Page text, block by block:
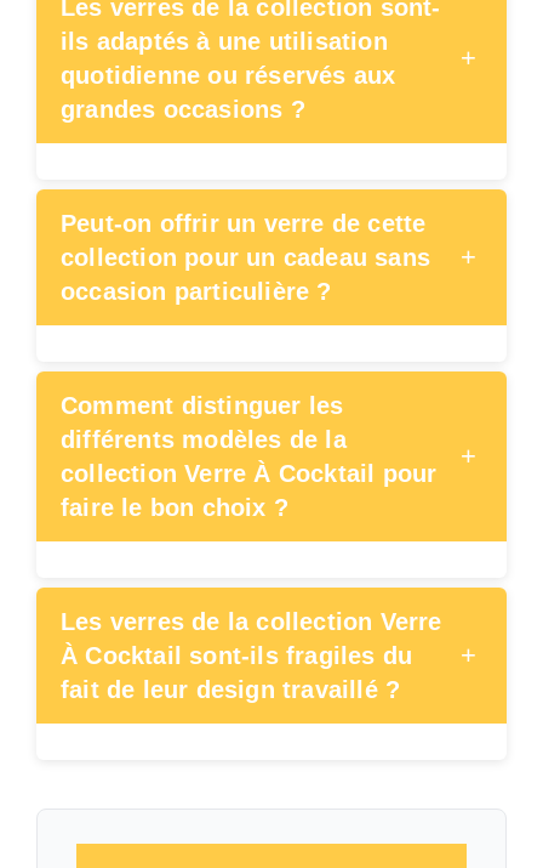
Les verres de la collection sont-
ils adaptés à une utilisation
quotidienne ou réservés aux
grandes occasions ?
+
Peut-on offrir un verre de cette
collection pour un cadeau sans
occasion particulière ?
+
Comment distinguer les
différents modèles de la
collection Verre À Cocktail pour
faire le bon choix ?
+
Les verres de la collection Verre
À Cocktail sont-ils fragiles du
fait de leur design travaillé ?
+